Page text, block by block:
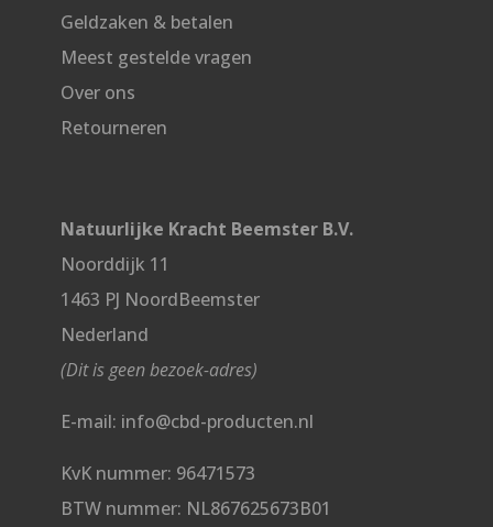
Geldzaken & betalen
Meest gestelde vragen
Over ons
Retourneren
Natuurlijke Kracht Beemster B.V.
Noorddijk 11
1463 PJ NoordBeemster
Nederland
(Dit is geen bezoek-adres)
E-mail: info@cbd-producten.nl
KvK nummer: 96471573
BTW nummer: NL867625673B01